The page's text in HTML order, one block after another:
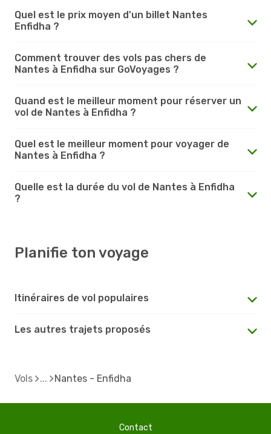
Quel est le prix moyen d'un billet Nantes
Enfidha ?
Comment trouver des vols pas chers de
Nantes à Enfidha sur GoVoyages ?
Quand est le meilleur moment pour réserver un
vol de Nantes à Enfidha ?
Quel est le meilleur moment pour voyager de
Nantes à Enfidha ?
Quelle est la durée du vol de Nantes à Enfidha
?
Planifie ton voyage
Itinéraires de vol populaires
Les autres trajets proposés
Vols Nantes - Enfidha
Contact